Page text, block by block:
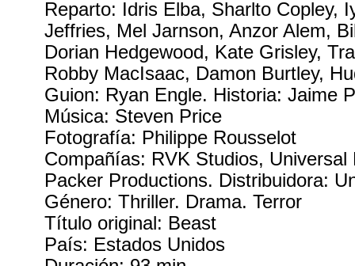
Reparto: Idris Elba, Sharlto Copley,
Jeffries, Mel Jarnson, Anzor Alem,
Dorian Hedgewood, Kate Grisley,
Robby MacIsaac, Damon Burtley,
Guion: Ryan Engle. Historia: Jaime
Música: Steven Price
Fotografía: Philippe Rousselot
Compañías: RVK Studios, Universal
Packer Productions. Distribuidora:
Género: Thriller. Drama. Terror
Título original: Beast
País: Estados Unidos